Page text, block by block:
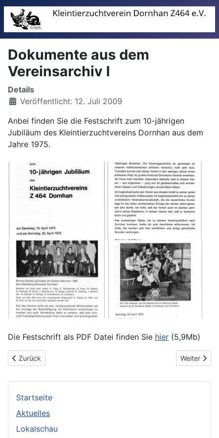
Startseite
Aktuelles
Lokalschau
Dokumente aus dem
Vereinsarchiv I
Details
Veröffentlicht: 12. Juli 2009
Anbei finden Sie die Festschrift zum 10-jährigen
Jubiläum des Kleintierzuchtvereins Dornhan aus dem
Jahre 1975.
Die Festschrift als PDF Datei finden Sie hier (5,9Mb)
Vorheriger Beitrag: Vereinsmeister bei der Lokalschau ermittelt
Zurück Nächster
Weiter